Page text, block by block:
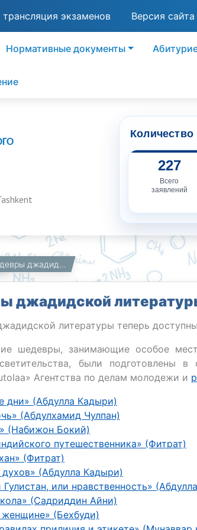
экзаменов Версия
Нормативные документы
227
Всего
заявлений
Шедевры джадидской литературы на платформе «Mutolaa»
джадидской
литературы теперь
шедевры, занимающие особое
были подготовлены
Агентства по делам молодежи и
дни» (Абдулла Кадыри)
(Абдулхамид Чулпан)
(Набижон Бокий)
путешественника» (Фитрат)
(Фитрат)
(Абдулла Кадыри)
или нравственность»
(Садриддин Айни)
(Бехбуди)